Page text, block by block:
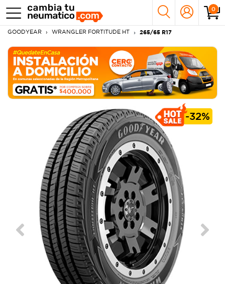
0
GOODYEAR WRANGLER FORTITUDE HT 265/65 R17
-32%
Previous Next